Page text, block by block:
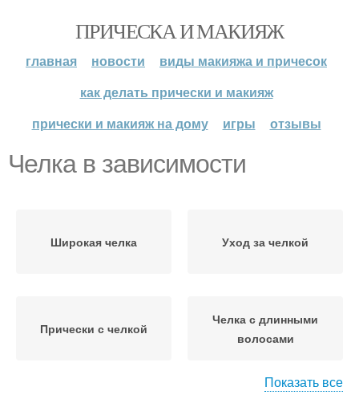
ПРИЧЕСКА И МАКИЯЖ
главная новости
виды макияжа и причесок
как делать прически и макияж
прически и макияж на дому
игры отзывы
Челка в зависимости
Широкая челка Уход за челкой
Прически с челкой
Челка с длинными
волосами
Показать все